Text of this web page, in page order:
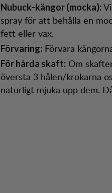
Nubuck-kängor (mocka):
spray för att behålla en
fett eller vax.
Förvaring: Förvara
För hårda skaft: Om
översta 3 hålen/krokarna
naturligt mjuka upp dem.